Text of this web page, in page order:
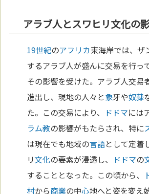
アラブ人とスワヒリ文化の
19世紀のアフリカ東海岸では、ザ
するアラブ人が盛んに交易を行っ
その影響を受けた。アラブ人交易
進出し、現地の人々と象牙や奴隷
た。この交易により、 ドドマには
ラム教の影響がもたらされ、特に
は現在でも地域の言語として定着
リ文化の要素が浸透し、 ドドマの
することとなった。この頃から、
村から商業の中心地へと姿を変え